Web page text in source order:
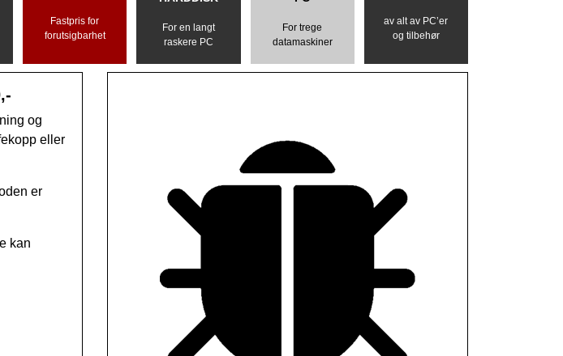
Fastpris for
forutsigbarhet
For en langt
raskere PC
For trege
datamaskiner
av alt av PC’er
og tilbehør
og
eller
er
kan